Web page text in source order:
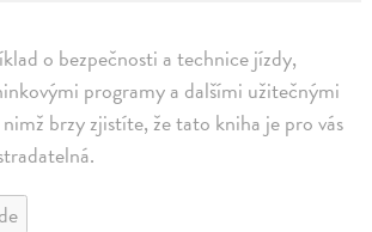
o bezpečnosti a technice jízdy,
programy a dalšími užitečnými
brzy zjistíte, že tato kniha je pro vás